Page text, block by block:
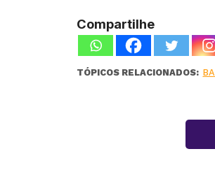
Compartilhe
TÓPICOS RELACIONADOS: